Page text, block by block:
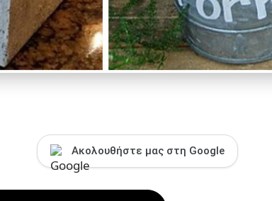
Ακολουθήστε μας στη Google